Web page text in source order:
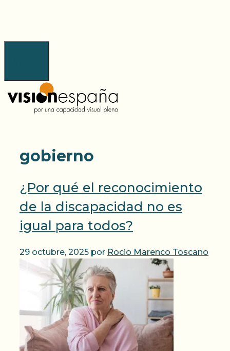
gobierno
¿Por qué el reconocimiento
de la discapacidad no es
igual para todos?
29 octubre, 2025 por Rocio Marenco Toscano